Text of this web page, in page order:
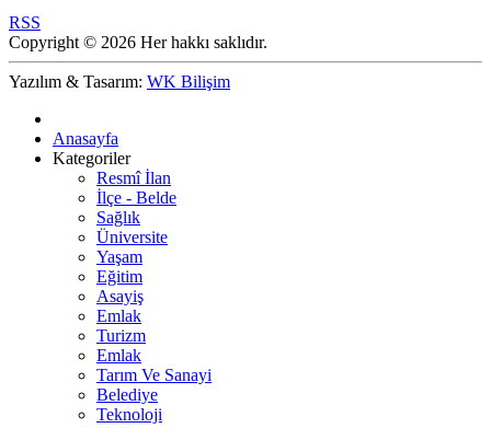
RSS
Copyright © 2026 Her hakkı saklıdır.
Yazılım & Tasarım: WK Bilişim
Anasayfa
Kategoriler
Resmî İlan
İlçe - Belde
Sağlık
Üniversite
Yaşam
Eğitim
Asayiş
Emlak
Turizm
Emlak
Tarım Ve Sanayi
Belediye
Teknoloji